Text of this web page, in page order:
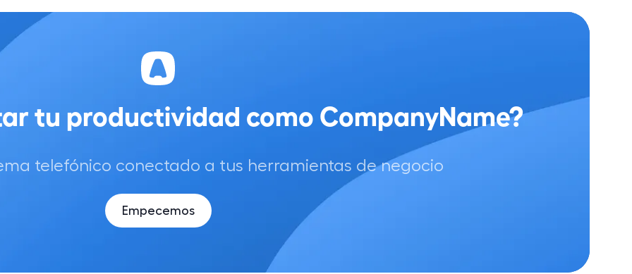
tu productividad como CompanyName?
telefónico conectado a tus herramientas de negocio
Empecemos